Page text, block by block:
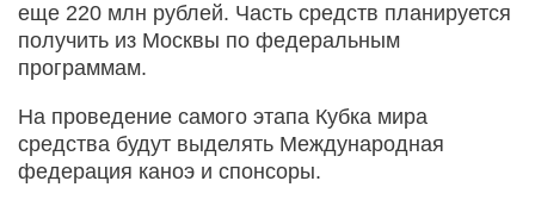
еще 220 млн рублей. Часть средств планируется
получить из Москвы по федеральным
программам.
На проведение самого этапа Кубка мира
средства будут выделять Международная
федерация каноэ и спонсоры.